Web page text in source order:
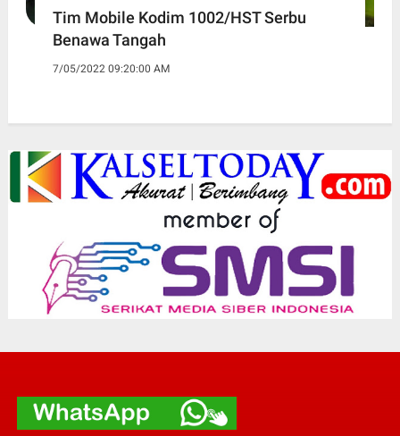
Tim Mobile Kodim 1002/HST Serbu
Benawa Tangah
7/05/2022 09:20:00 AM